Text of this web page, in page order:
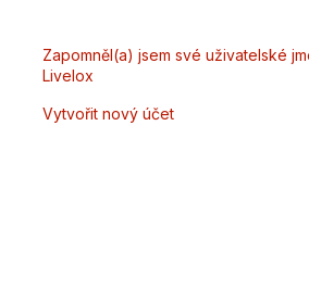
Zapomněl(a) jsem své uživatelské
Livelox
Vytvořit nový účet